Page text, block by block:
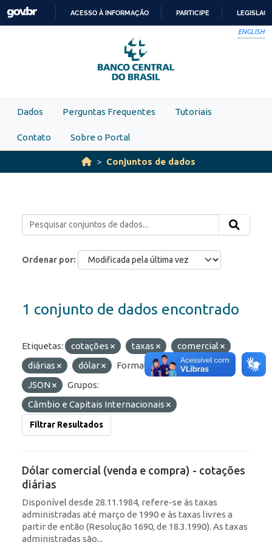
Skip to main content
PARA
O
CONTEÚDO
ACESSO À INFORMAÇÃO PARTICIPE
ENGLISH
Dados Perguntas Frequentes Tutoriais
Contato Sobre o Portal
Conjuntos de dados
Ordenar por
1 conjunto de dados encontrado
Etiquetas: cotações taxas
comercial
diárias
dólar Formatos:
HTML
JSON
Grupos:
Câmbio e Capitais Internacionais
Filtrar Resultados
Dólar comercial (venda e compra) - cotações
diárias
Disponível desde 28.11.1984, refere-se às taxas
administradas até março de 1990 e às taxas livres a
partir de então (Resolução 1690, de 18.3.1990). As taxas
administradas são...